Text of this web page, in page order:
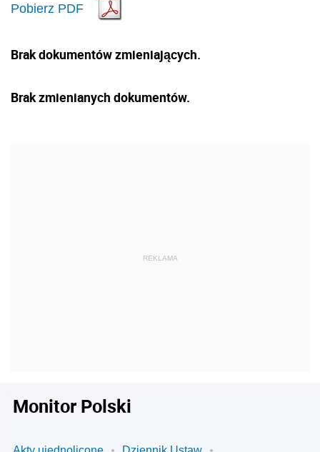
Pobierz PDF
Brak dokumentów zmieniających.
Brak zmienianych dokumentów.
Monitor Polski